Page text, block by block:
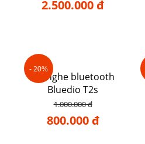
2.500.000 đ
- 20%
Tai nghe bluetooth
Bluedio T2s
1.000.000 đ
800.000 đ